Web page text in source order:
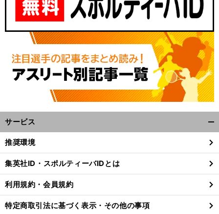
サービス
閉
る
推奨環境
集英社ID・スポルティーバIDとは
利用規約・会員規約
特定商取引法に基づく表示・その他の事項